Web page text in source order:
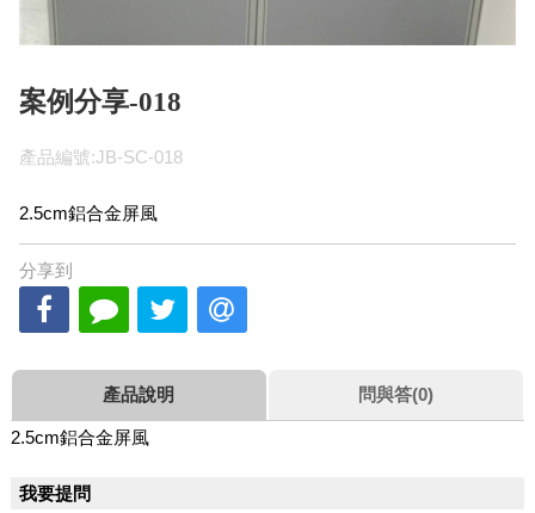
案例分享-018
產品編號:JB-SC-018
2.5cm鋁合金屏風
分享到
產品說明 問與答(0)
2.5cm鋁合金屏風
我要提問